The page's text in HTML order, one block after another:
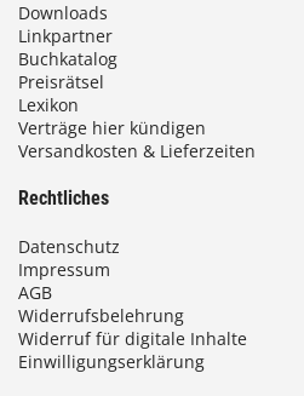
€
Downloads
Linkpartner
Buchkatalog
Preisrätsel
Lexikon
Verträge hier kündigen
Versandkosten & Lieferzeiten
Rechtliches
Datenschutz
Impressum
AGB
Widerrufsbelehrung
Widerruf für digitale Inhalte
Einwilligungserklärung